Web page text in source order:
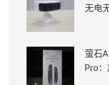
无电
萤石
Pro